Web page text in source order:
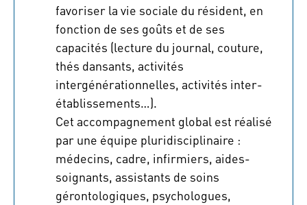
favoriser la vie sociale du résident, en
fonction de ses goûts et de ses
capacités (lecture du journal, couture,
thés dansants, activités
intergénérationnelles, activités inter-
établissements…).
Cet accompagnement global est réalisé
par une équipe pluridisciplinaire :
médecins, cadre, infirmiers, aides-
soignants, assistants de soins
gérontologiques, psychologues,